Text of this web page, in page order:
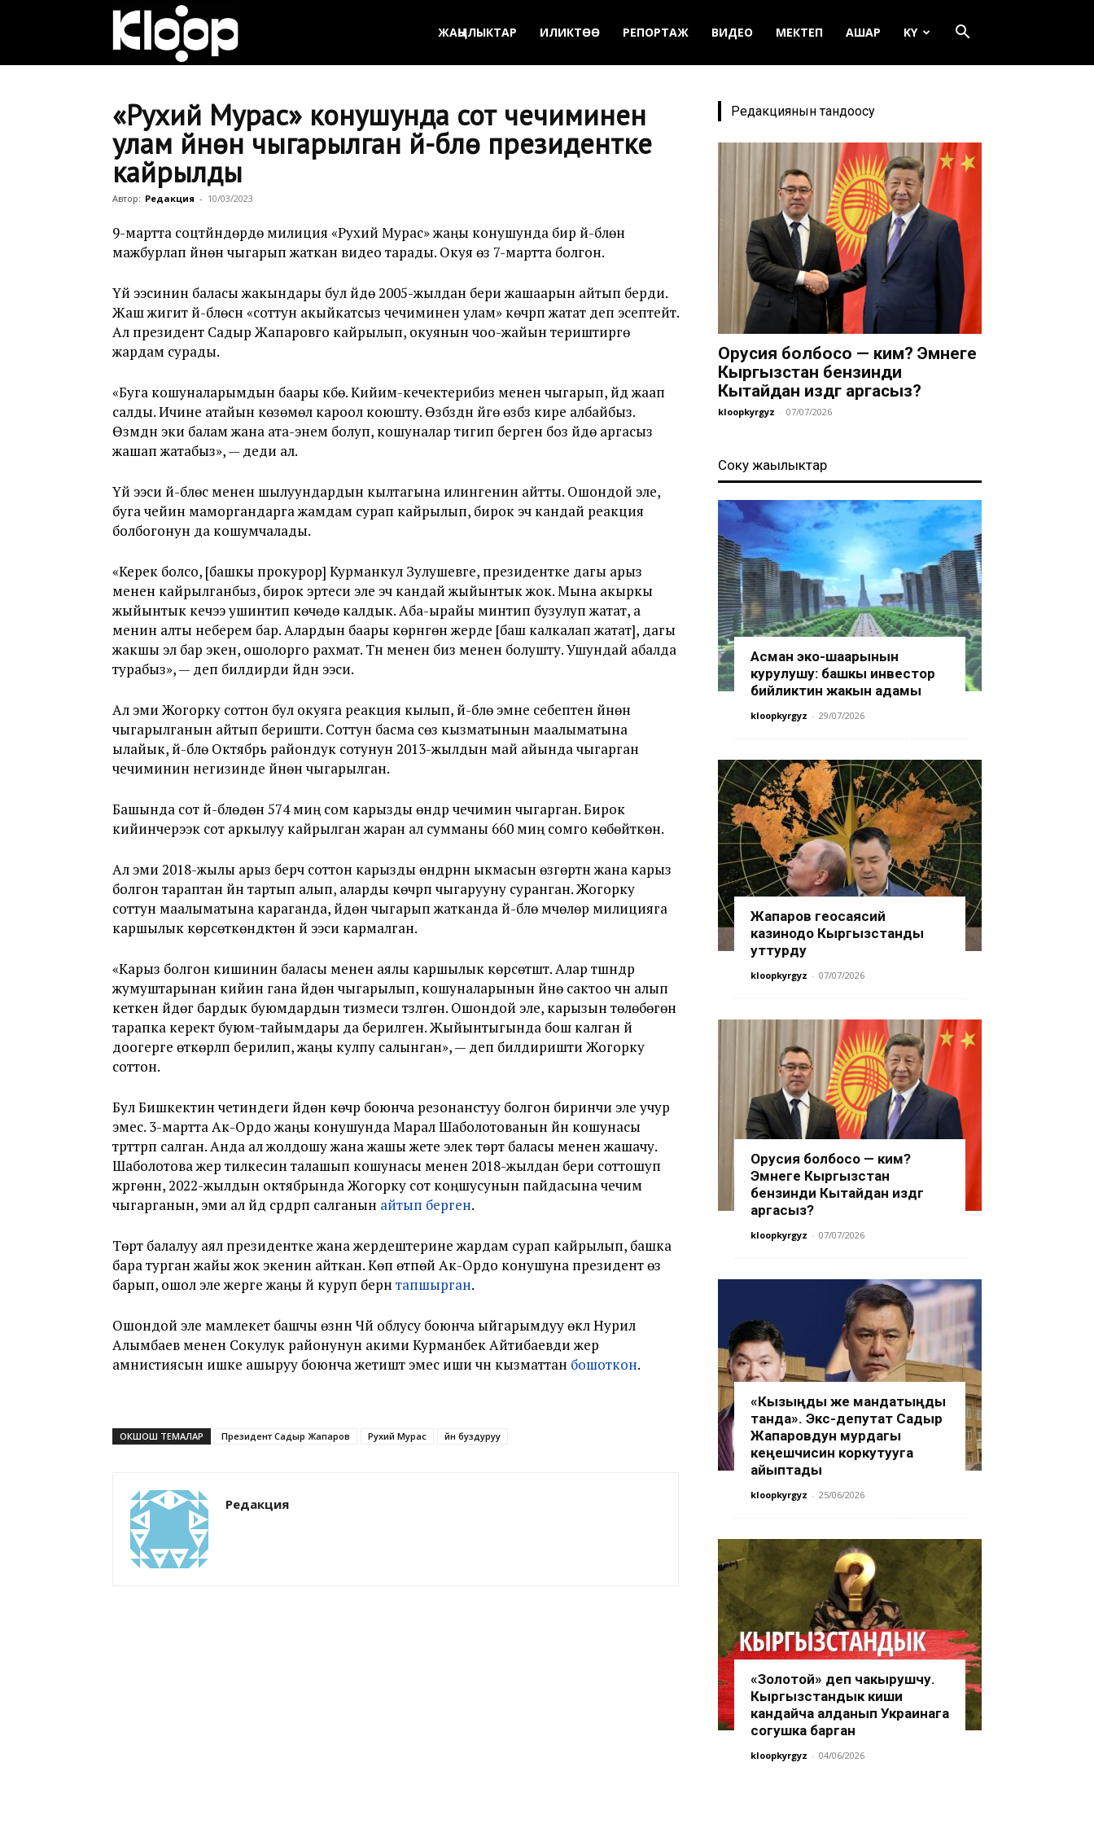
Кыргызстан
жаңылыктары
ЖАҢЫЛЫКТАР ИЛИКТӨӨ РЕПОРТАЖ ВИДЕО МЕКТЕП АШАР KY
«Рухий Мурас» конушунда сот чечиминен
улам үйүнөн чыгарылган үй-бүлө президентке
кайрылды
Автор: Редакция - 10/03/2023
9-мартта соцтүйүндөрдө милиция «Рухий Мурас» жаңы конушунда бир үй-бүлөнү
мажбурлап үйүнөн чыгарып жаткан видео тарады. Окуя өзү 7-мартта болгон.
Үй ээсинин баласы жакындары бул үйдө 2005-жылдан бери жашаарын айтып берди.
Жаш жигит үй-бүлөсүнү «соттун акыйкатсыз чечиминен улам» көчүрүп жатат деп эсептейт.
Ал президент Садыр Жапаровго кайрылып, окуянын чоо-жайын териштирүүгө
жардам сурады.
«Буга кошуналарымдын баары күбө. Кийим-кечектерибиз менен чыгарып, үйдү жаап
салды. Ичине атайын көзөмөл кароол коюшту. Өзүбүздүн үйгө өзүбүз кире албайбыз.
Өзүмдүн эки балам жана ата-энем болуп, кошуналар тигип берген боз үйдө аргасыз
жашап жатабыз», — деди ал.
Үй ээси үй-бүлөсү менен шылуундардын кылтагына илингенин айтты. Ошондой эле,
буга чейин маморгандарга жамдам сурап кайрылып, бирок эч кандай реакция
болбогонун да кошумчалады.
«Керек болсо, [башкы прокурор] Курманкул Зулушевге, президентке дагы арыз
менен кайрылганбыз, бирок эртеси эле эч кандай жыйынтык жок. Мына акыркы
жыйынтык кечээ ушинтип көчөдө калдык. Аба-ырайы минтип бузулуп жатат, а
менин алты неберем бар. Алардын баары көрүнгөн жерде [баш калкалап жатат], дагы
жакшы эл бар экен, ошолорго рахмат. Түнү менен биз менен болушту. Ушундай абалда
турабыз», — деп билдирди үйдүн ээси.
Ал эми Жогорку соттон бул окуяга реакция кылып, үй-бүлө эмне себептен үйүнөн
чыгарылганын айтып беришти. Соттун басма сөз кызматынын маалыматына
ылайык, үй-бүлө Октябрь райондук сотунун 2013-жылдын май айында чыгарган
чечиминин негизинде үйүнөн чыгарылган.
Башында сот үй-бүлөдөн 574 миң сом карызды өндүрүү чечимин чыгарган. Бирок
кийинчерээк сот аркылуу кайрылган жаран ал сумманы 660 миң сомго көбөйткөн.
Ал эми 2018-жылы арыз берүүчү соттон карызды өндүрүүнүн ыкмасын өзгөртүүнү жана карыз
болгон тараптан үйүн тартып алып, аларды көчүрүп чыгарууну суранган. Жогорку
соттун маалыматына караганда, үйдөн чыгарып жатканда үй-бүлө мүчөлөрү милицияга
каршылык көрсөткөндүктөн үй ээси кармалган.
«Карыз болгон кишинин баласы менен аялы каршылык көрсөтүштү. Алар түшүндүрүү
жумуштарынан кийин гана үйдөн чыгарылып, кошуналарынын үйүнө сактоо үчүн алып
кеткен үйдөгү бардык буюмдардын тизмеси түзүлгөн. Ошондой эле, карызын төлөбөгөн
тарапка керектүү буюм-тайымдары да берилген. Жыйынтыгында бош калган үй
доогерге өткөрүлүп берилип, жаңы кулпу салынган», — деп билдиришти Жогорку
соттон.
Бул Бишкектин четиндеги үйдөн көчүрүү боюнча резонанстуу болгон биринчи эле учур
эмес. 3-мартта Ак-Ордо жаңы конушунда Марал Шаболотованын үйүн кошунасы
түрттүрүп салган. Анда ал жолдошу жана жашы жете элек төрт баласы менен жашачу.
Шаболотова жер тилкесин талашып кошунасы менен 2018-жылдан бери соттошуп
жүргөнүн, 2022-жылдын октябрында Жогорку сот коңшусунын пайдасына чечим
чыгарганын, эми ал үйдү сүрдүрүп салганын айтып берген.
Төрт балалуу аял президентке жана жердештерине жардам сурап кайрылып, башка
бара турган жайы жок экенин айткан. Көп өтпөй Ак-Ордо конушуна президент өзү
барып, ошол эле жерге жаңы үй куруп берүүнү тапшырган.
Ошондой эле мамлекет башчы өзүнүн Чүй облусу боюнча ыйгарымдуу өкүлү Нурил
Алымбаев менен Сокулук районунун акими Курманбек Айтибаевди жер
амнистиясын ишке ашыруу боюнча жетиштүү эмес иши үчүн кызматтан бошоткон.
ОКШОШ ТЕМАЛАР Президент Садыр Жапаров Рухий Мурас үйүн буздуруу
Редакция
Редакциянын тандоосу
Орусия болбосо — ким? Эмнеге
Кыргызстан бензинди
Кытайдан издөөгө аргасыз?
kloopkyrgyz - 07/07/2026
Соңку жаңылыктар
Асман эко-шаарынын
курулушу: башкы инвестор
бийликтин жакын адамы
kloopkyrgyz - 29/07/2026
Жапаров геосаясий
казинодо Кыргызстанды
уттурду
kloopkyrgyz - 07/07/2026
Орусия болбосо — ким?
Эмнеге Кыргызстан
бензинди Кытайдан издөөгө
аргасыз?
kloopkyrgyz - 07/07/2026
«Кызыңды же мандатыңды
танда». Экс-депутат Садыр
Жапаровдун мурдагы
кеңешчисин коркутууга
айыптады
kloopkyrgyz - 25/06/2026
«Золотой» деп чакырушчу.
Кыргызстандык киши
кандайча алданып Украинага
согушка барган
kloopkyrgyz - 04/06/2026